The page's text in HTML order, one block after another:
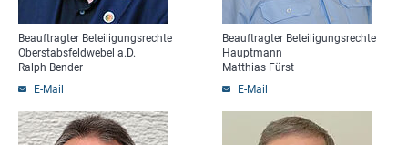
Beauftragter Beteiligungsrechte
Oberstabsfeldwebel a.D.
Ralph Bender
E-Mail
Beauftragter Beteiligungsrechte
Hauptmann
Matthias Fürst
E-Mail